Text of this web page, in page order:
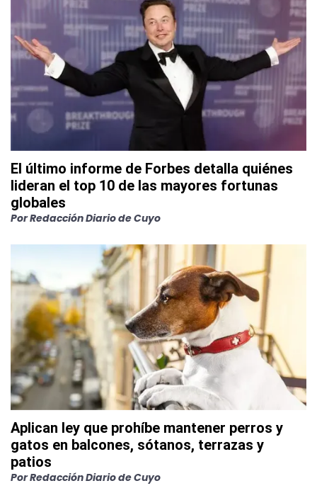
El último informe de Forbes detalla quiénes
lideran el top 10 de las mayores fortunas
globales
PorRedacción Diario de Cuyo
Aplican ley que prohíbe mantener perros y
gatos en balcones, sótanos, terrazas y
patios
PorRedacción Diario de Cuyo